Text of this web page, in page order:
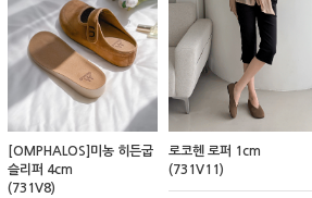
[OMPHALOS]미농 히든굽
슬리퍼 4cm
(731V8)
로코헨 로퍼 1cm
(731V11)